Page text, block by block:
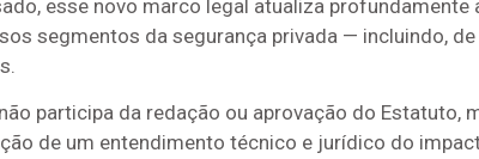
esse novo marco legal atualiza
segmentos da segurança privada — incluindo,
participa da redação ou aprovação do
de um entendimento técnico e jurídico do